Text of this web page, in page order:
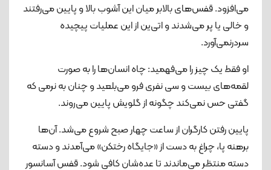
می‌افزود. قفس‌های بالابر میان این آشوب بالا و پایین می‌رفتند
و خالی یا پر می‌شدند و اتی‌ین از این عملیات پیچیده
سر‌در‌نمی‌آورد.
او فقط یک چیز را می‌فهمید: چاه انسان‌ها را به صورت
لقمه‌های بیست و سی نفری فرو می‌بلعید و چنان به نرمی که
گفتی حس نمی‌کند چگونه از گلویش پایین می‌روند.
پایین رفتن کارگران از ساعت چهار صبح شروع می‌شد. آن‌ها
برهنه پا، چراغ به دست از «جایگاه رختکن» می‌آمدند و دسته
دسته منتظر می‌ماندند تا عده‌شان کافی شود. قفس آسانسور